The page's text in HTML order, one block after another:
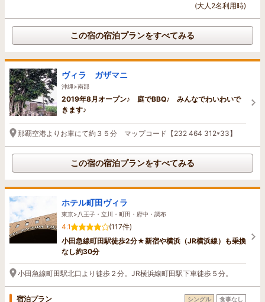
(大人2名利用時)
この宿の宿泊プランをすべてみる
ヴィラ ガザマニ
沖縄>南部
2019年8月オープン♪ 庭でBBQ♪ みんなでわいわいで
きます♪
那覇空港よりお車にて約３５分 マップコード【232 464 312*33】
この宿の宿泊プランをすべてみる
ホテル町田ヴィラ
東京>八王子・立川・町田・府中・調布
4.1
(117件)
小田急線町田駅徒歩2分★新宿や横浜（JR横浜線）も乗換
なし約30分
小田急線町田駅北口より徒歩２分。JR横浜線町田駅下車徒歩５分。
宿泊プラン シングル 食事なし